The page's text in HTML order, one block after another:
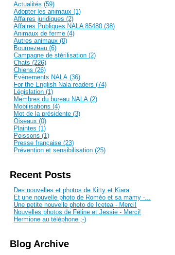
Actualités (59)
Adopter les animaux (1)
Affaires juridiques (2)
Affaires Publiques NALA 85480 (38)
Animaux de ferme (4)
Autres animaux (0)
Bournezeau (6)
Campagne de stérilisation (2)
Chats (226)
Chiens (26)
Evènements NALA (36)
For the English Nala readers (74)
Législation (1)
Membres du bureau NALA (2)
Mobilisations (4)
Mot de la présidente (3)
Oiseaux (0)
Plaintes (1)
Poissons (1)
Presse française (23)
Prévention et sensibilisation (25)
Recent Posts
Des nouvelles et photos de Kitty et Kiara
Et une nouvelle photo de Roméo et sa mamy -...
Une petite nouvelle photo de Icetea - Merci!
Nouvelles photos de Féline et Jessie - Merci!
Hermione au téléphone ;-)
Blog Archive